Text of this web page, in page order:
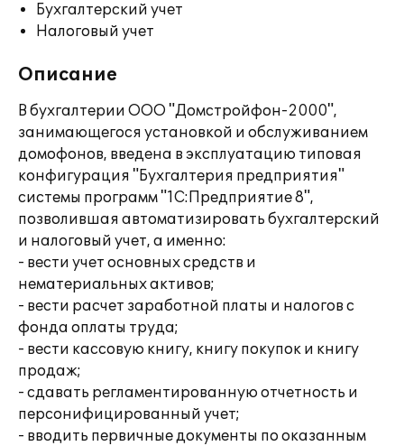
Бухгалтерский учет
Налоговый учет
Описание
В бухгалтерии ООО "Домстройфон-2000",
занимающегося установкой и обслуживанием
домофонов, введена в эксплуатацию типовая
конфигурация "Бухгалтерия предприятия"
системы программ "1С:Предприятие 8",
позволившая автоматизировать бухгалтерский
и налоговый учет, а именно:
- вести учет основных средств и
нематериальных активов;
- вести расчет заработной платы и налогов с
фонда оплаты труда;
- вести кассовую книгу, книгу покупок и книгу
продаж;
- сдавать регламентированную отчетность и
персонифицированный учет;
- вводить первичные документы по оказанным